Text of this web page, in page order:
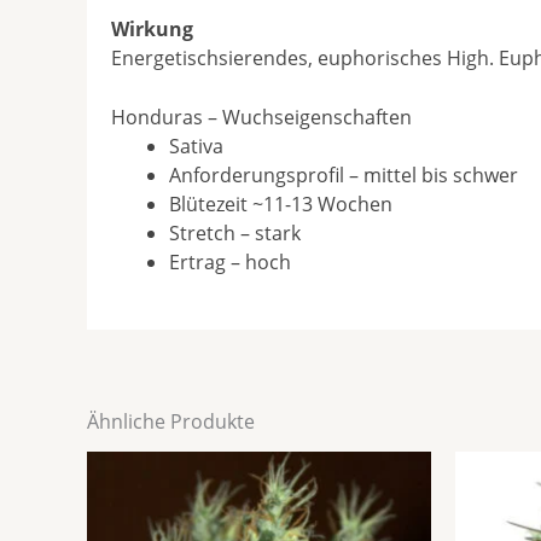
Wirkung
Energetischsierendes, euphorisches High.
Honduras – Wuchseigenschaften
Sativa
Anforderungsprofil – mittel bis schwer
Blütezeit ~11-13 Wochen
Stretch – stark
Ertrag – hoch
Ähnliche Produkte
€15,40
bis
€41,50
weist